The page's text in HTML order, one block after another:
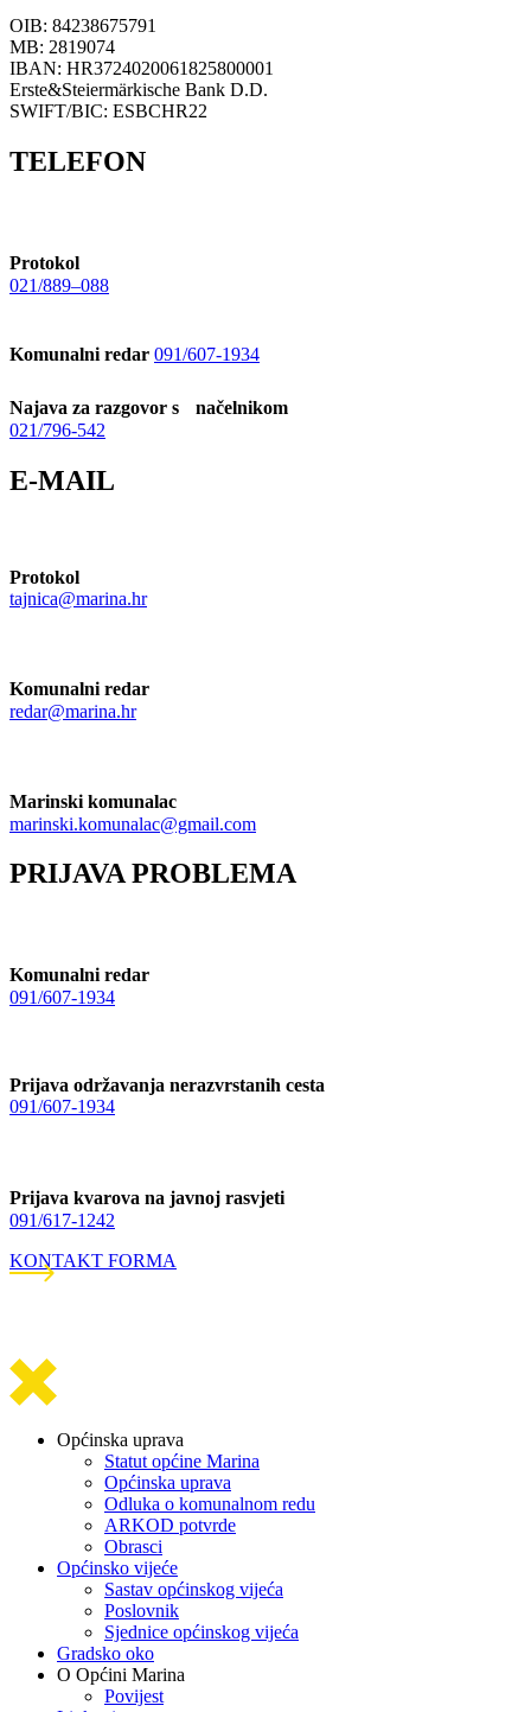
OIB: 84238675791
MB: 2819074
IBAN: HR3724020061825800001
Erste&Steiermärkische Bank D.D.
SWIFT/BIC: ESBCHR22
TELEFON
Protokol
021/889–088
Komunalni redar 091/607-1934
Najava za razgovor s načelnikom
021/796-542
E-MAIL
Protokol
tajnica@marina.hr
Komunalni redar
redar@marina.hr
Marinski komunalac
marinski.komunalac@gmail.com
PRIJAVA PROBLEMA
Komunalni redar
091/607-1934
Prijava održavanja nerazvrstanih cesta
091/607-1934
Prijava kvarova na javnoj rasvjeti
091/617-1242
KONTAKT FORMA
Općinska uprava
Statut općine Marina
Općinska uprava
Odluka o komunalnom redu
ARKOD potvrde
Obrasci
Općinsko vijeće
Sastav općinskog vijeća
Poslovnik
Sjednice općinskog vijeća
Gradsko oko
O Općini Marina
Povijest